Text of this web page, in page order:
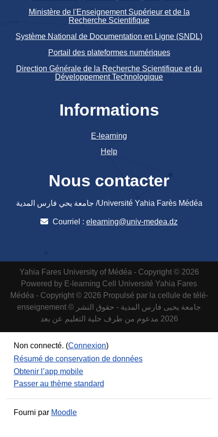
Ministère de l'Enseignement Supérieur et de la
Recherche Scientifique
Système National de Documentation en Ligne (SNDL)
Portail des plateformes numériques
Direction Générale de la Recherche Scientifique et du
Développement Technologique
Informations
E-learning
Help
Nous contacter
جامعة يحي فارس المدية /Université Yahia Farès Médéa
Courriel : elearning@univ-medea.dz
Yahia Fares University of Médéa - Copyright © 2026
Powered by E-learning Cell
Université Yahia Fares
Médéa - Copyright © 2026 Propulsé par la cellule de télé-
enseignement جامعة يحيى فارس المدية - حقوق النشر ©
2026 مدعوم من طرف خلية التعليم عن بعد
Non connecté. (Connexion)
Résumé de conservation de données
Obtenir l’app mobile
Passer au thème standard
Fourni par Moodle